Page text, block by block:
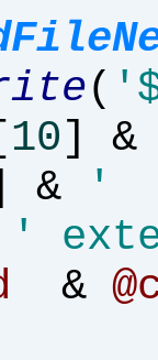
(
10]
&
&
'
'
&